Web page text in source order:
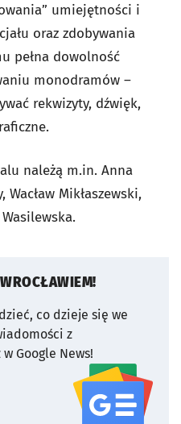
umiejętności i
oraz zdobywania
pełna dowolność
monodramów –
rekwizyty, dźwięk,
należą m.in. Anna
Mikłaszewski,
co dzieje się we
z
Google News!
serwisu